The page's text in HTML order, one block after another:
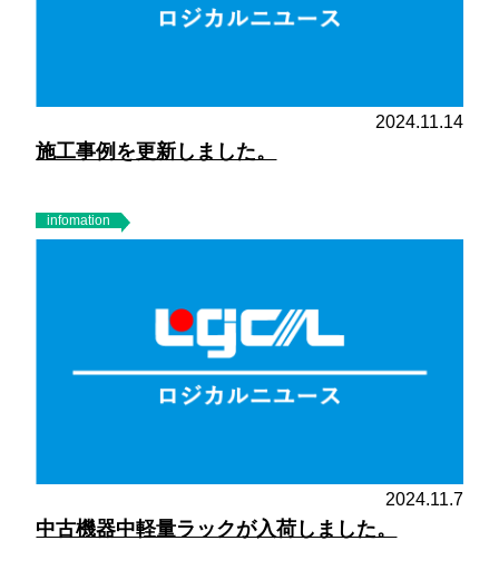
2024.11.14
施工事例を更新しました。
infomation
2024.11.7
中古機器中軽量ラックが入荷しました。